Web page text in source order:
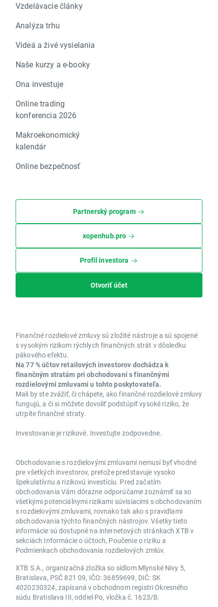
Vzdelávacie články
Analýza trhu
Videá a živé vysielania
Naše kurzy a e-booky
Ona investuje
Online trading
konferencia 2026
Makroekonomický
kalendár
Online bezpečnosť
Partnerský program
xopenhub.pro
Profil investora
Otvoriť účet
Finančné rozdielové zmluvy sú zložité nástroje a sú spojené
s vysokým rizikom rýchlych finančných strát v dôsledku
pákového efektu.
Na 77 % účtov retailových investorov dochádza k
finančným stratám pri obchodovaní s finančnými
rozdielovými zmluvami u tohto poskytovateľa.
Mali by ste zvážiť, či chápete, ako finančné rozdielové zmluvy
fungujú, a či si môžete dovoliť podstúpiť vysoké riziko, že
utrpíte finančné straty.
Investovanie je rizikové. Investujte zodpovedne.
Obchodovanie s rozdielovými zmluvami nemusí byť vhodné
pre všetkých investorov, pretože predstavuje vysoko
špekulatívnu a rizikovú investíciu. Pred začatím
obchodovania Vám dôrazne odporúčame zoznámiť sa so
všetkými potenciálnymi rizikami súvisiacimi s obchodovaním
s rozdielovými zmluvami, rovnako tak ako s pravidlami
obchodovania týchto finančných nástrojov. Všetky tieto
informácie sú dostupné na internetových stránkach XTB v
sekciách Informácie o účtoch, Poučenie o riziku a
Podmienkach obchodovania rozdielových zmlúv.
XTB S.A., organizačná zložka so sídlom Mlynské Nivy 5,
Bratislava, PSČ 821 09, IČO: 36859699, DIČ: SK
4020230324, zapísaná v obchodnom registri Okresného
súdu Bratislava III, oddiel Po, vložka č. 1623/B.